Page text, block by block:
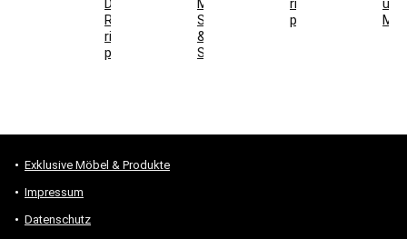
DIN-
Richtung
richtig
prüfen
Maße,
Steckdosen
&
Stauraum
richtig
prüfen
und
Exklusive Möbel & Produkte
Impressum
Datenschutz